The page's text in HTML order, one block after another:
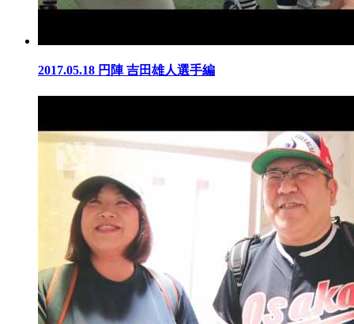
2017.05.18 円陣 吉田雄人選手編